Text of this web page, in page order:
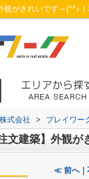
観がきれいです～(^^♪
式会社 > プレイワー
文建築】外観
≪ 前へ｜